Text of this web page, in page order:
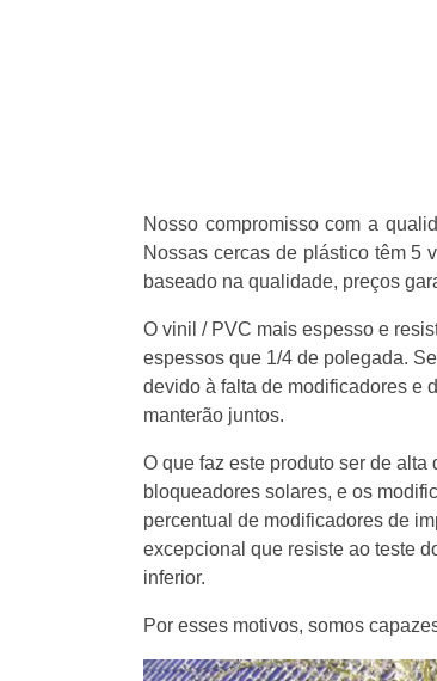
Nosso compromisso com a
Nossas cercas de plástico têm 5
baseado na qualidade, preços
O vinil / PVC mais espesso e
espessos que 1/4 de polegada.
devido à falta de modificadores e
manterão juntos.
O que faz este produto ser de
bloqueadores solares, e os
percentual de modificadores de
excepcional que resiste ao teste
inferior.
Por esses motivos, somos